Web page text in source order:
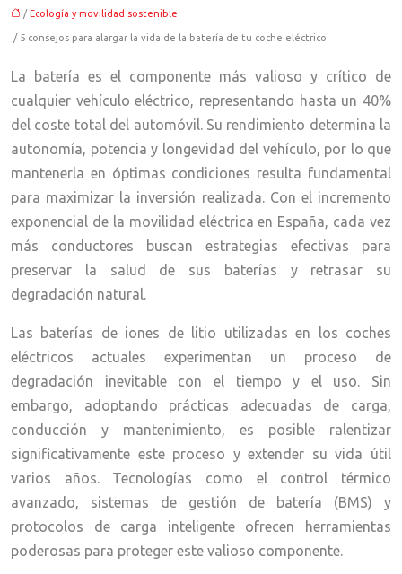
/Ecología y movilidad sostenible
/ 5 consejos para alargar la vida de la batería de tu coche eléctrico
La batería es el componente más valioso y crítico de
cualquier vehículo eléctrico, representando hasta un 40%
del coste total del automóvil. Su rendimiento determina la
autonomía, potencia y longevidad del vehículo, por lo que
mantenerla en óptimas condiciones resulta fundamental
para maximizar la inversión realizada. Con el incremento
exponencial de la movilidad eléctrica en España, cada vez
más conductores buscan estrategias efectivas para
preservar la salud de sus baterías y retrasar su
degradación natural.
Las baterías de iones de litio utilizadas en los coches
eléctricos actuales experimentan un proceso de
degradación inevitable con el tiempo y el uso. Sin
embargo, adoptando prácticas adecuadas de carga,
conducción y mantenimiento, es posible ralentizar
significativamente este proceso y extender su vida útil
varios años. Tecnologías como el control térmico
avanzado, sistemas de gestión de batería (BMS) y
protocolos de carga inteligente ofrecen herramientas
poderosas para proteger este valioso componente.